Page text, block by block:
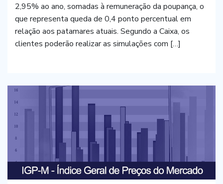
2,95% ao ano, somadas à remuneração da poupança, o
que representa queda de 0,4 ponto percentual em
relação aos patamares atuais. Segundo a Caixa, os
clientes poderão realizar as simulações com […]